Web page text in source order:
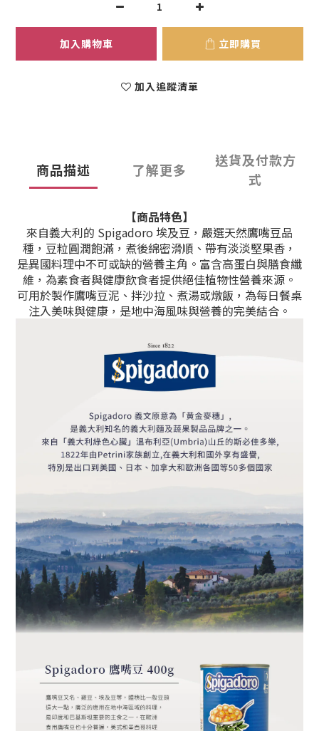
加入購物車 立即購買
加入追蹤清單
商品描述 了解更多
送貨及付款方
式
【商品特色】
來自義大利的 Spigadoro 埃及豆，嚴選天然鷹嘴豆品
種，豆粒圓潤飽滿，煮後綿密滑順、帶有淡淡堅果香，
是異國料理中不可或缺的營養主角。富含高蛋白與膳食纖
維，為素食者與健康飲食者提供絕佳植物性營養來源。
可用於製作鷹嘴豆泥、拌沙拉、煮湯或燉飯，為每日餐桌
注入美味與健康，是地中海風味與營養的完美結合。